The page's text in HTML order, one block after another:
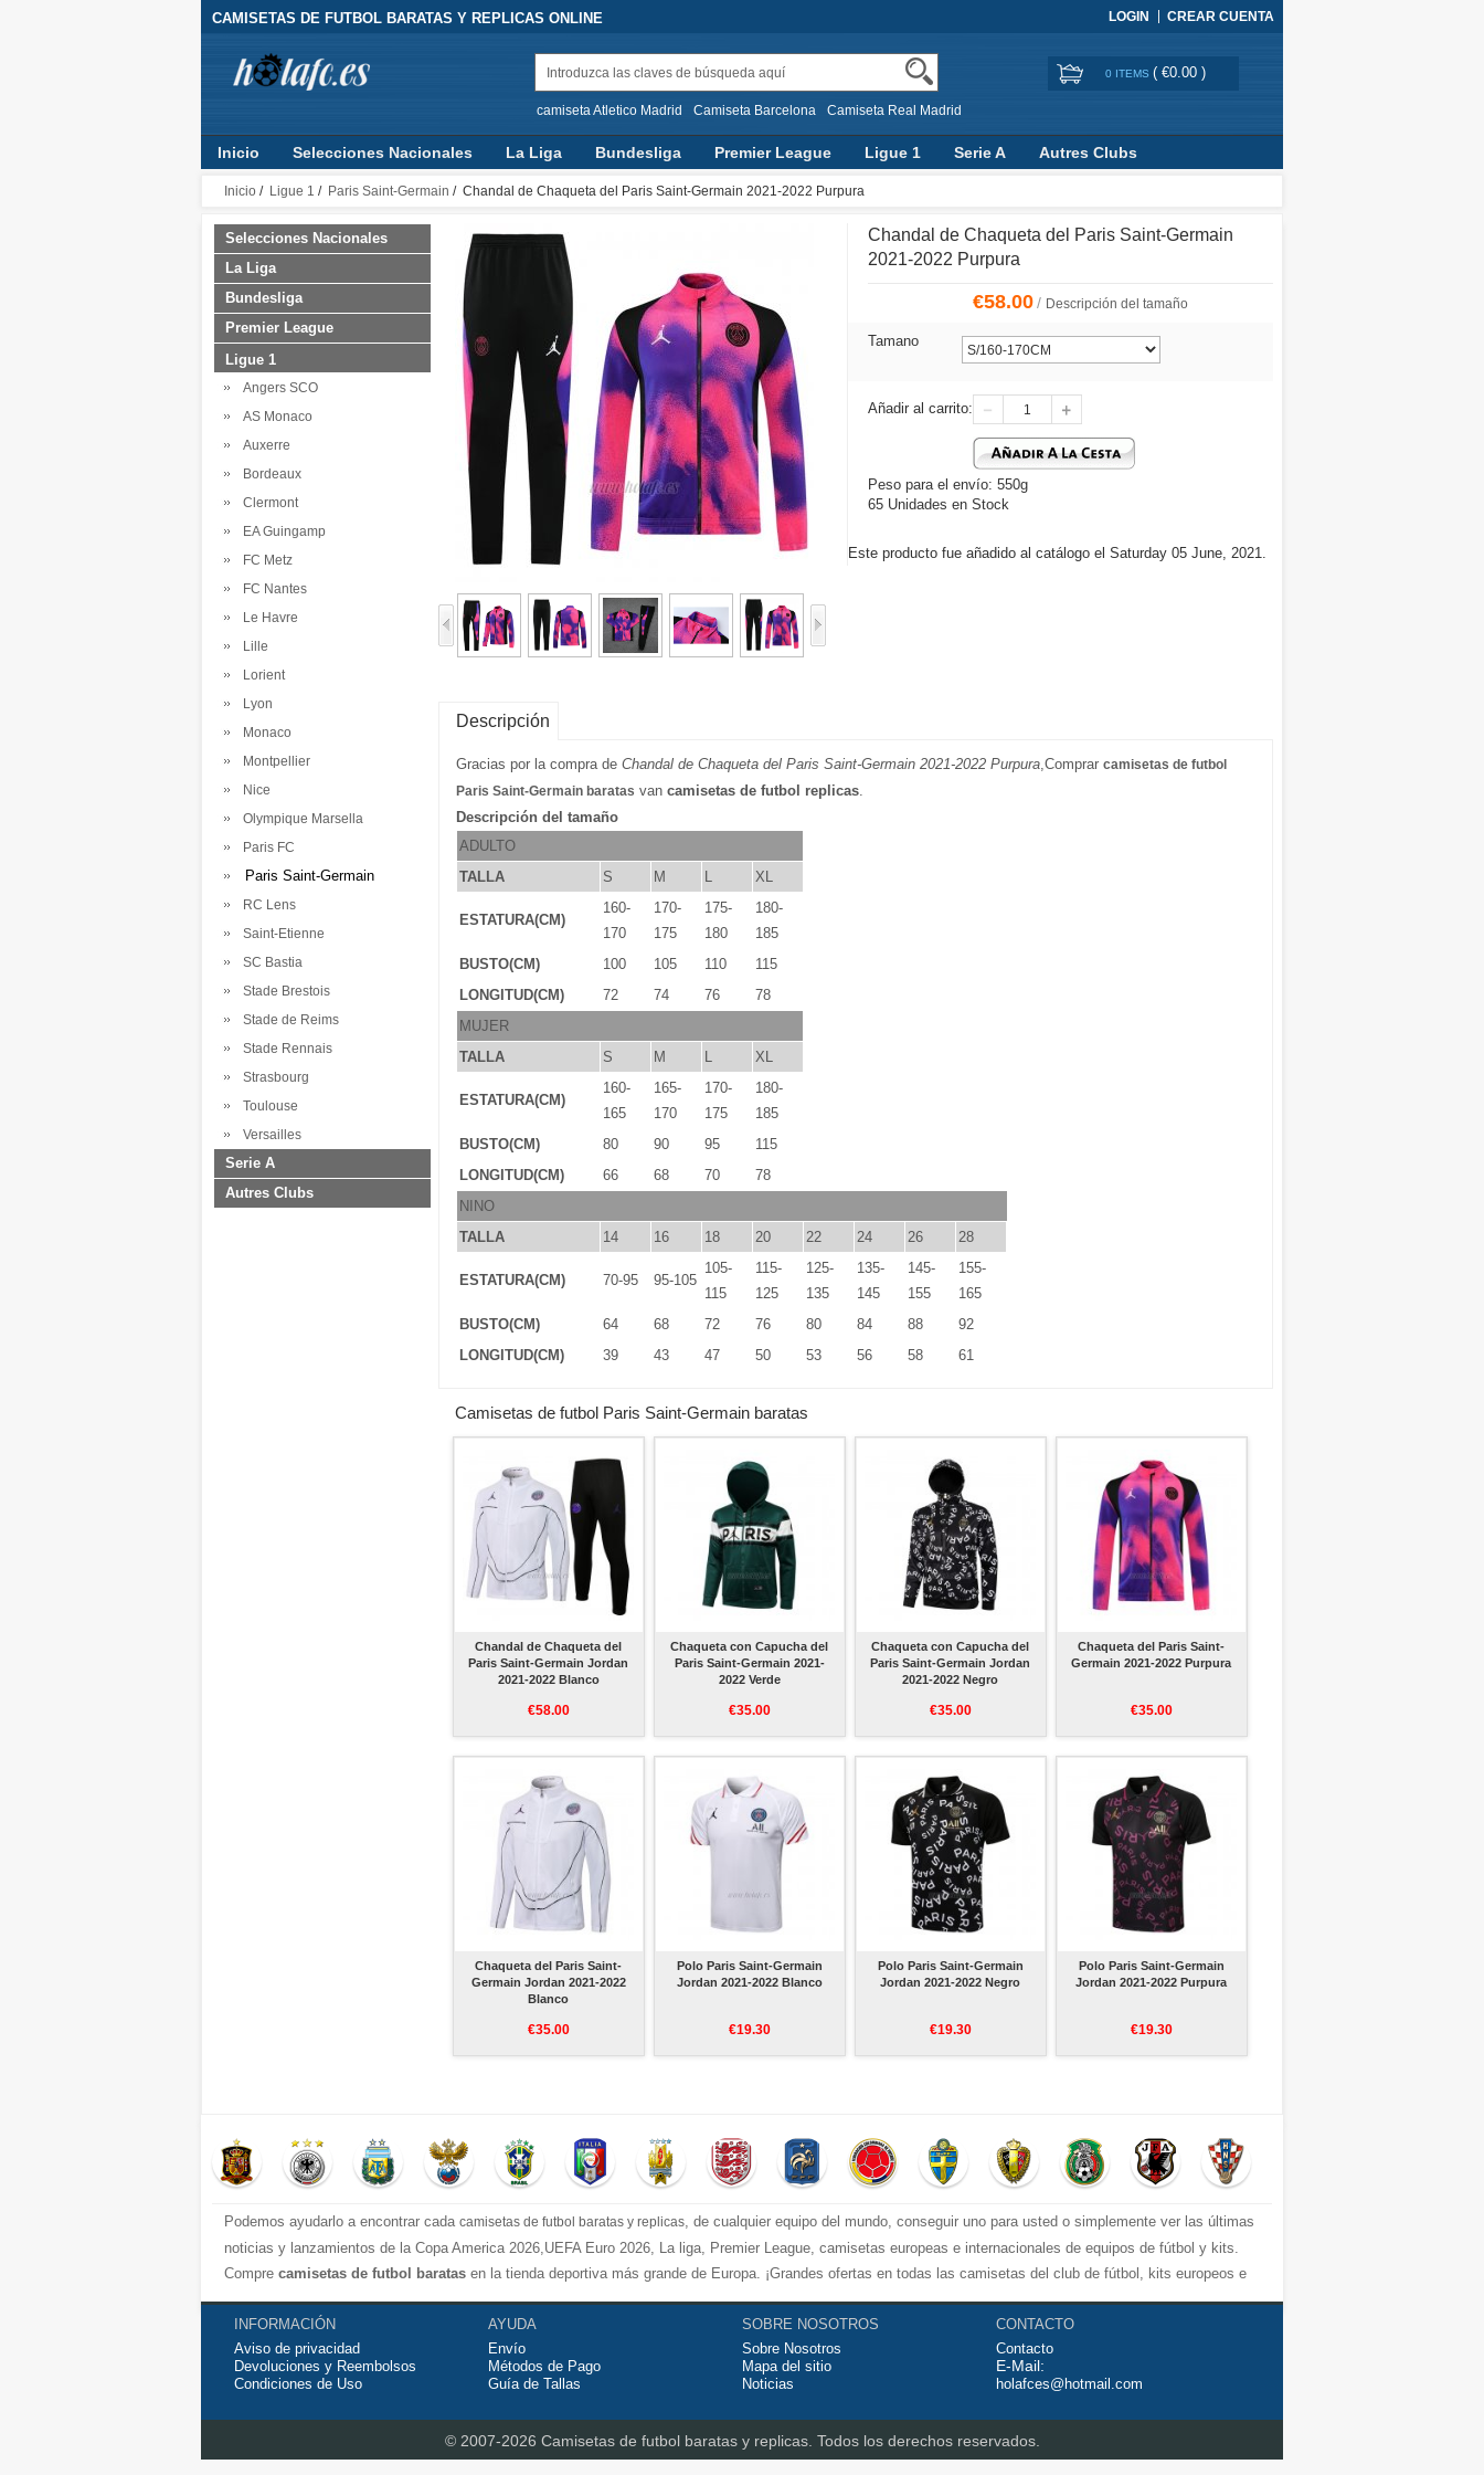
CAMISETAS DE FUTBOL BARATAS Y REPLICAS ONLINE LOGIN CREAR CUENTA
camiseta Atletico Madrid Camiseta Barcelona Camiseta Real Madrid
0 ITEMS ( €0.00 )
Inicio Selecciones Nacionales La Liga Bundesliga Premier League Ligue 1 Serie A Autres Clubs
Inicio / Ligue 1 / Paris Saint-Germain / Chandal de Chaqueta del Paris Saint-Germain 2021-2022 Purpura
Selecciones Nacionales
La Liga
Bundesliga
Premier League
Ligue 1
Angers SCO
AS Monaco
Auxerre
Bordeaux
Clermont
EA Guingamp
FC Metz
FC Nantes
Le Havre
Lille
Lorient
Lyon
Monaco
Montpellier
Nice
Olympique Marsella
Paris FC
Paris Saint-Germain
RC Lens
Saint-Etienne
SC Bastia
Stade Brestois
Stade de Reims
Stade Rennais
Strasbourg
Toulouse
Versailles
Serie A
Autres Clubs
Chandal de Chaqueta del Paris Saint-Germain
2021-2022 Purpura
€58.00/ Descripción del tamaño
Tamano
Añadir al carrito:
Peso para el envío: 550g
65 Unidades en Stock
Este producto fue añadido al catálogo el Saturday 05 June, 2021.
Descripción
Gracias por la compra de Chandal de Chaqueta del Paris Saint-Germain 2021-2022 Purpura,Comprar camisetas de futbol
Paris Saint-Germain baratas van camisetas de futbol replicas.
Descripción del tamaño
ADULTO
TALLA
S M L XL
ESTATURA(CM)
160-
170
170-
175
175-
180
180-
185
BUSTO(CM)
100 105 110
115
LONGITUD(CM)
72 74 76
78
MUJER
TALLA
S M L XL
ESTATURA(CM)
160-
165
165-
170
170-
175
180-
185
BUSTO(CM)
80 90 95
115
LONGITUD(CM)
66 68 70
78
NINO
TALLA
14 16 18 20 22 24 26 28
ESTATURA(CM) 70-95 95-105
105-
115
115-
125
125-
135
135-
145
145-
155
155-
165
BUSTO(CM)
64 68 72 76 80 84 88
92
LONGITUD(CM)
39 43 47 50 53 56 58 61
Camisetas de futbol Paris Saint-Germain baratas
Chandal de Chaqueta del
Paris Saint-Germain Jordan
2021-2022 Blanco
€58.00
Chaqueta con Capucha del
Paris Saint-Germain 2021-
2022 Verde
€35.00
Chaqueta con Capucha del
Paris Saint-Germain Jordan
2021-2022 Negro
€35.00
Chaqueta del Paris Saint-
Germain 2021-2022 Purpura
€35.00
Chaqueta del Paris Saint-
Germain Jordan 2021-2022
Blanco
€35.00
Polo Paris Saint-Germain
Jordan 2021-2022 Blanco
€19.30
Polo Paris Saint-Germain
Jordan 2021-2022 Negro
€19.30
Polo Paris Saint-Germain
Jordan 2021-2022 Purpura
€19.30
Podemos ayudarlo a encontrar cada camisetas de futbol baratas y replicas, de cualquier equipo del mundo, conseguir uno para usted o simplemente ver las últimas
noticias y lanzamientos de la Copa America 2026,UEFA Euro 2026, La liga, Premier League, camisetas europeas e internacionales de equipos de fútbol y kits.
Compre camisetas de futbol baratas en la tienda deportiva más grande de Europa. ¡Grandes ofertas en todas las camisetas del club de fútbol, ​​kits europeos e
internacionales, todo a los precios más bajos!
Compre nuestra gran selección de
camisetas de futbol tailandia
, ​​Pantalones, equipaciones, camisetas y un portero a partir de €17.3. Diseños de fútbol únicos.
Envío rápido y envío gratuito en pedidos superiores a €99.
INFORMACIÓN
Aviso de privacidad
Devoluciones y Reembolsos
Condiciones de Uso
AYUDA
Envío
Métodos de Pago
Guía de Tallas
SOBRE NOSOTROS
Sobre Nosotros
Mapa del sitio
Noticias
CONTACTO
Contacto
E-Mail:
holafces@hotmail.com
© 2007-2026 Camisetas de futbol baratas y replicas. Todos los derechos reservados.